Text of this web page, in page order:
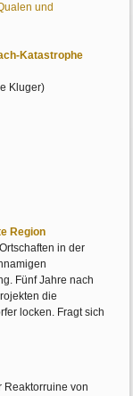
und
Katastrophe
Kluger)
Region
in der
Fünf Jahre nach
die
locken. Fragt sich
Reaktorruine von